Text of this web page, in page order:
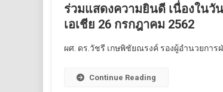
ร่วมแสดงความยินดี เนื่องใน
เอเชีย 26 กรกฎาคม 2562
ผศ. ดร.วัชรี เกษพิชัยณรงค์ รองผู้อำนวยการ
Continue Reading